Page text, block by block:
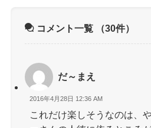
コメント一覧 （30件）
だ～まえ
2016年4月28日 12:36 AM
これだけ楽しそうなのは、